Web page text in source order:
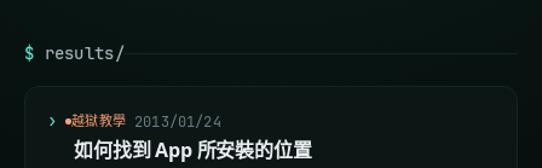
$ results/
2013/01/24
越獄教學
如何找到 App 所安裝的位置